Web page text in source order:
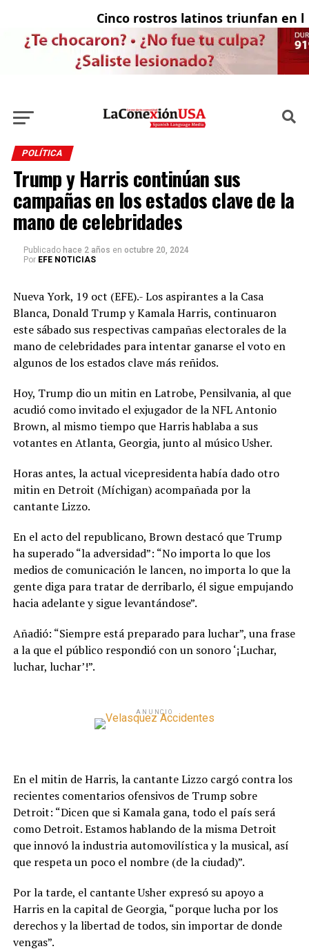
Cinco rostros latinos triunfan en la
POLÍTICA
Trump y Harris continúan sus
campañas en los estados clave de la
mano de celebridades
Publicado hace 2 años en octubre 20, 2024
Por EFE NOTICIAS
Nueva York, 19 oct (EFE).- Los aspirantes a la Casa
Blanca, Donald Trump y Kamala Harris, continuaron
este sábado sus respectivas campañas electorales de la
mano de celebridades para intentar ganarse el voto en
algunos de los estados clave más reñidos.
Hoy, Trump dio un mitin en Latrobe, Pensilvania, al que
acudió como invitado el exjugador de la NFL Antonio
Brown, al mismo tiempo que Harris hablaba a sus
votantes en Atlanta, Georgia, junto al músico Usher.
Horas antes, la actual vicepresidenta había dado otro
mitin en Detroit (Míchigan) acompañada por la
cantante Lizzo.
En el acto del republicano, Brown destacó que Trump
ha superado “la adversidad”: “No importa lo que los
medios de comunicación le lancen, no importa lo que la
gente diga para tratar de derribarlo, él sigue empujando
hacia adelante y sigue levantándose”.
Añadió: “Siempre está preparado para luchar”, una frase
a la que el público respondió con un sonoro ‘¡Luchar,
luchar, luchar’!”.
ANUNCIO
En el mitin de Harris, la cantante Lizzo cargó contra los
recientes comentarios ofensivos de Trump sobre
Detroit: “Dicen que si Kamala gana, todo el país será
como Detroit. Estamos hablando de la misma Detroit
que innovó la industria automovilística y la musical, así
que respeta un poco el nombre (de la ciudad)”.
Por la tarde, el cantante Usher expresó su apoyo a
Harris en la capital de Georgia, “porque lucha por los
derechos y la libertad de todos, sin importar de donde
vengas”.